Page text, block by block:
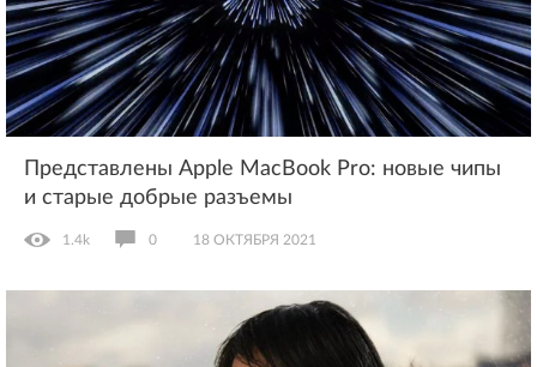
Представлены Apple MacBook Pro: новые чипы
и старые добрые разъемы
1.4k 0 18 ОКТЯБРЯ 2021